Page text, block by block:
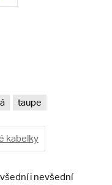
taupe
kabelky
i nevšední